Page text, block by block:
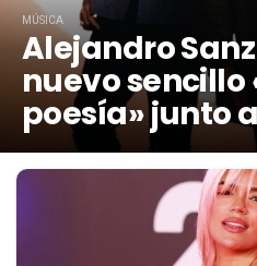
MÚSICA
Alejandro
nuevo sencillo
poesía» junto